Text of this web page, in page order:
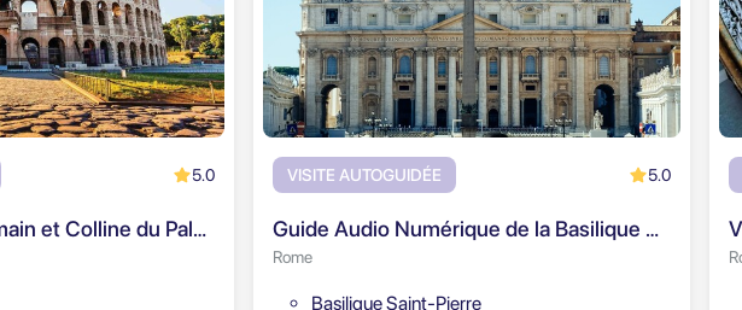
5.0
Colisée, Forum Romain et Colline du Palatin - Visite audioguidée
VISITE AUTOGUIDÉE 5.0
Guide Audio Numérique de la Basilique Saint-Pierre
Rome
Basilique Saint-Pierre